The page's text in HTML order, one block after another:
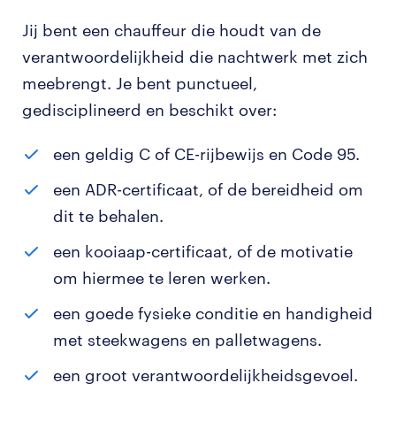
Jij bent een chauffeur die houdt van de
verantwoordelijkheid die nachtwerk met zich
meebrengt. Je bent punctueel,
gedisciplineerd en beschikt over:
een geldig C of CE-rijbewijs en Code 95.
een ADR-certificaat, of de bereidheid om
dit te behalen.
een kooiaap-certificaat, of de motivatie
om hiermee te leren werken.
een goede fysieke conditie en handigheid
met steekwagens en palletwagens.
een groot verantwoordelijkheidsgevoel.